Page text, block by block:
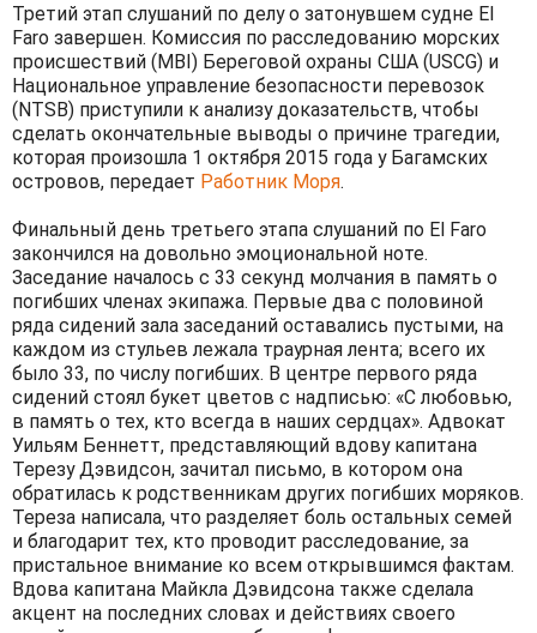
Третий этап слушаний по делу о затонувшем судне El
Faro завершен. Комиссия по расследованию морских
происшествий (MBI) Береговой охраны США (USCG) и
Национальное управление безопасности перевозок
(NTSB) приступили к анализу доказательств, чтобы
сделать окончательные выводы о причине трагедии,
которая произошла 1 октября 2015 года у Багамских
островов, передает Работник Моря.
Финальный день третьего этапа слушаний по El Faro
закончился на довольно эмоциональной ноте.
Заседание началось с 33 секунд молчания в память о
погибших членах экипажа. Первые два с половиной
ряда сидений зала заседаний оставались пустыми, на
каждом из стульев лежала траурная лента; всего их
было 33, по числу погибших. В центре первого ряда
сидений стоял букет цветов с надписью: «С любовью,
в память о тех, кто всегда в наших сердцах». Адвокат
Уильям Беннетт, представляющий вдову капитана
Терезу Дэвидсон, зачитал письмо, в котором она
обратилась к родственникам других погибших моряков.
Тереза написала, что разделяет боль остальных семей
и благодарит тех, кто проводит расследование, за
пристальное внимание ко всем открывшимся фактам.
Вдова капитана Майкла Дэвидсона также сделала
акцент на последних словах и действиях своего